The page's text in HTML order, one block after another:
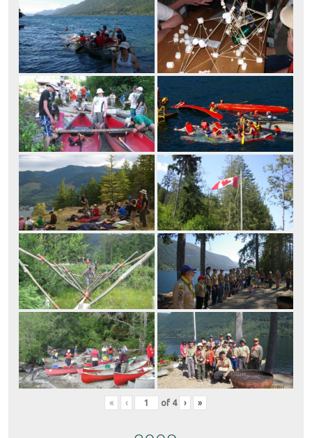
« ‹ of 4 › »